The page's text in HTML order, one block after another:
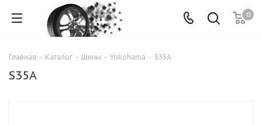
0
Главная - Каталог - Шины - Yokohama - S35A
S35A